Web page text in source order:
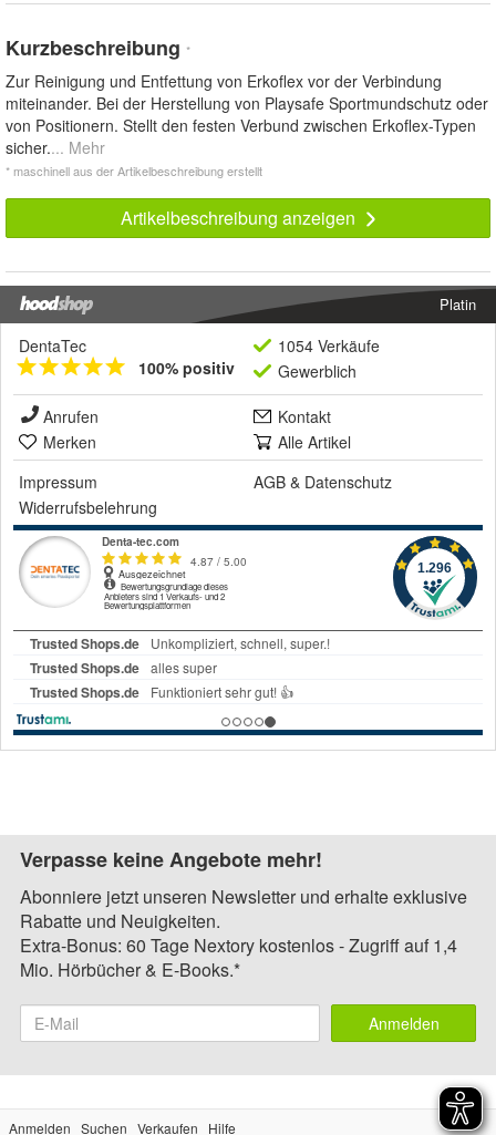
Kurzbeschreibung *
Zur Reinigung und Entfettung von Erkoflex vor der Verbindung
miteinander. Bei der Herstellung von Playsafe Sportmundschutz oder
von Positionern. Stellt den festen Verbund zwischen Erkoflex-Typen
sicher.... Mehr
* maschinell aus der Artikelbeschreibung erstellt
Artikelbeschreibung anzeigen
Platin
DentaTec
100% positiv
1054 Verkäufe
Gewerblich
Anrufen
Kontakt
Merken
Alle Artikel
Impressum
AGB & Datenschutz
Widerrufsbelehrung
Verpasse keine Angebote mehr!
Abonniere jetzt unseren Newsletter und erhalte exklusive
Rabatte und Neuigkeiten.
Extra-Bonus: 60 Tage Nextory kostenlos - Zugriff auf 1,4
Mio. Hörbücher & E-Books.*
Anmelden
Anmelden Suchen Verkaufen Hilfe